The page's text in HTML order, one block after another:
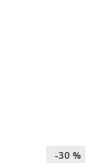
-30 %